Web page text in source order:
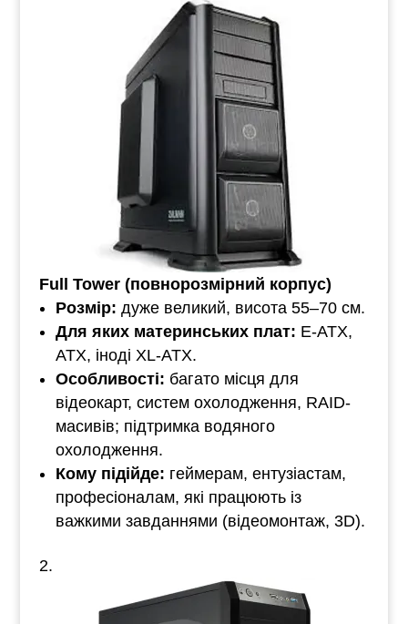
Full Tower (повнорозмірний корпус)
Розмір: дуже великий, висота 55–70 см.
Для яких материнських плат: E-ATX,
ATX, іноді XL-ATX.
Особливості: багато місця для
відеокарт, систем охолодження, RAID-
масивів; підтримка водяного
охолодження.
Кому підійде: геймерам, ентузіастам,
професіоналам, які працюють із
важкими завданнями (відеомонтаж, 3D).